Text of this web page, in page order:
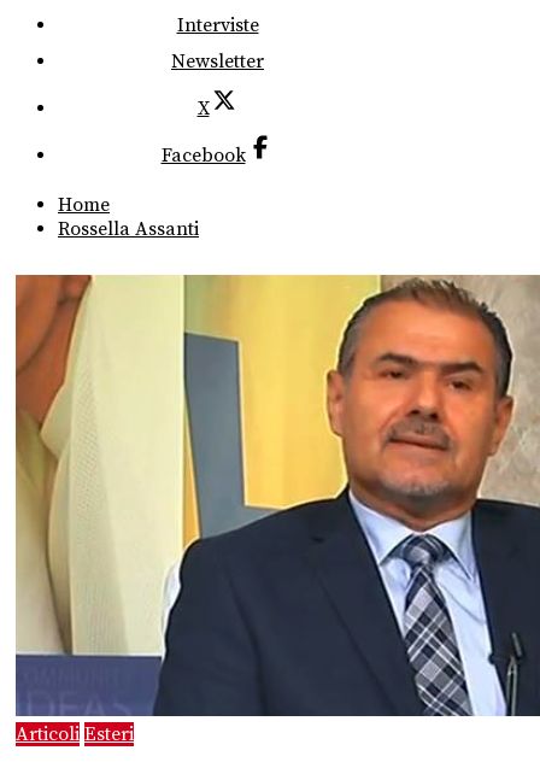
Interviste
Newsletter
X
Facebook
Home
Rossella Assanti
Articoli Esteri